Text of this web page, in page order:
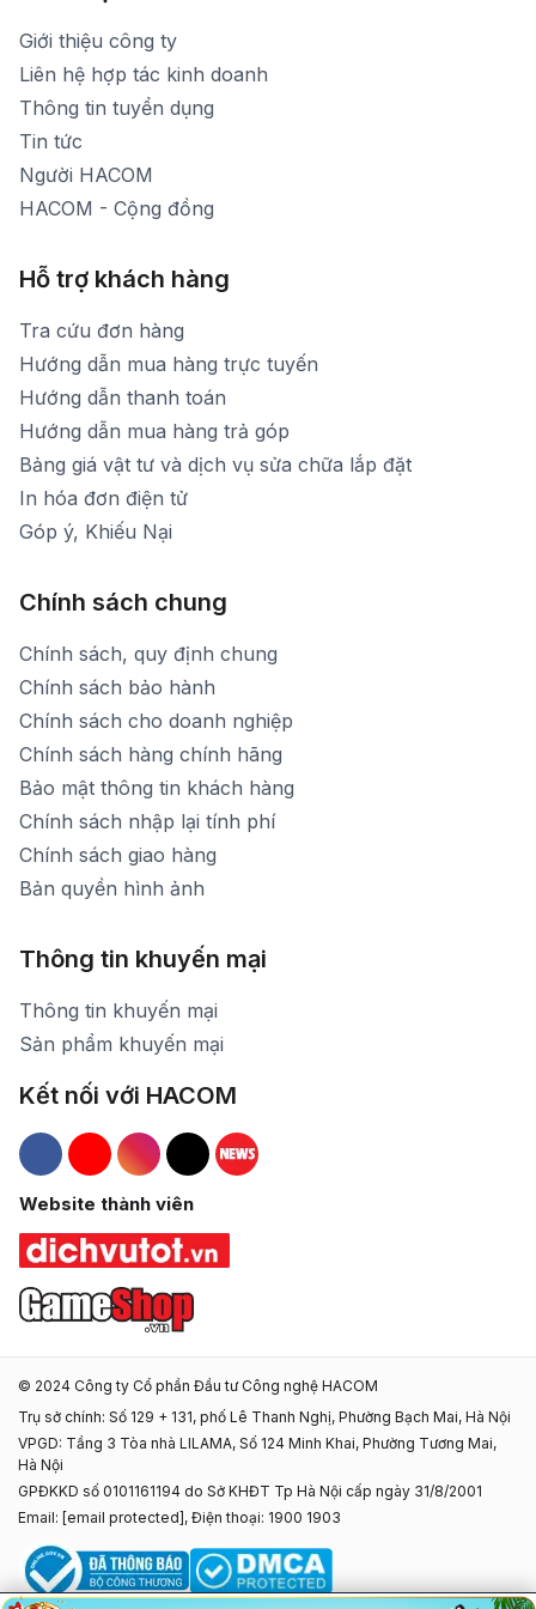
1900 1903 (máy lẻ 159) -(028)73000322
1900 1903 (máy lẻ 160)
[email protected]
Thời gian mở cửa: Từ 8h30-20h hàng ngày
Giới thiệu công ty
Liên hệ hợp tác kinh doanh
Thông tin tuyển dụng
Tin tức
Người HACOM
HACOM - Cộng đồng
Hỗ trợ khách hàng
Tra cứu đơn hàng
Hướng dẫn mua hàng trực tuyến
Hướng dẫn thanh toán
Hướng dẫn mua hàng trả góp
Bảng giá vật tư và dịch vụ sửa chữa lắp đặt
In hóa đơn điện tử
Góp ý, Khiếu Nại
Chính sách chung
Chính sách, quy định chung
Chính sách bảo hành
Chính sách cho doanh nghiệp
Chính sách hàng chính hãng
Bảo mật thông tin khách hàng
Chính sách nhập lại tính phí
Chính sách giao hàng
Bản quyền hình ảnh
Thông tin khuyến mại
Thông tin khuyến mại
Sản phẩm khuyến mại
Kết nối với HACOM
Hacom Facebook
Hacom YouTube
Hacom Instagram
Hacom TikTok
Website thành viên
© 2024 Công ty Cổ phần Đầu tư Công nghệ HACOM
Trụ sở chính: Số 129 + 131, phố Lê Thanh Nghị, Phường Bạch Mai, Hà Nội
VPGD: Tầng 3 Tòa nhà LILAMA, Số 124 Minh Khai, Phường Tương Mai,
Hà Nội
GPĐKKD số 0101161194 do Sở KHĐT Tp Hà Nội cấp ngày 31/8/2001
Email: [email protected] , Điện thoại: 1900 1903